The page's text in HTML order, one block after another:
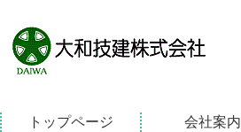
トップページ 会社案内